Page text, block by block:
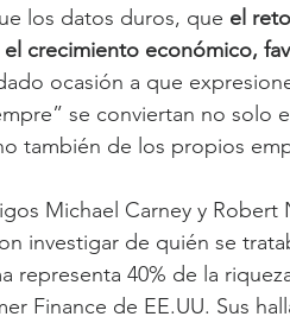
los datos duros, que el
crecimiento económico,
ocasión a que
se conviertan no solo
también de los propios
Michael Carney y
investigar de quién se
representa 40% de la
Finance de EE.UU. Sus